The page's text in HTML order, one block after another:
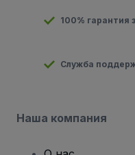
100% гарантия
Служба
Наша компания